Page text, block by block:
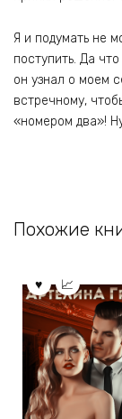
Я и подумать не
поступить. Да
он узнал о моем
встречному,
«номером два»!
Похожие